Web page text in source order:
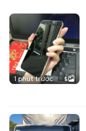
1 phút trước 5